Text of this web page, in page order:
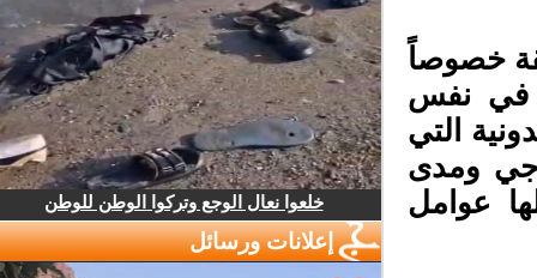
خصوصاً
في نفس
التي
ومدى
عوامل
خلعوا نعال الوجع وتركوا الوطن للوطن
إعلانات ورسائل